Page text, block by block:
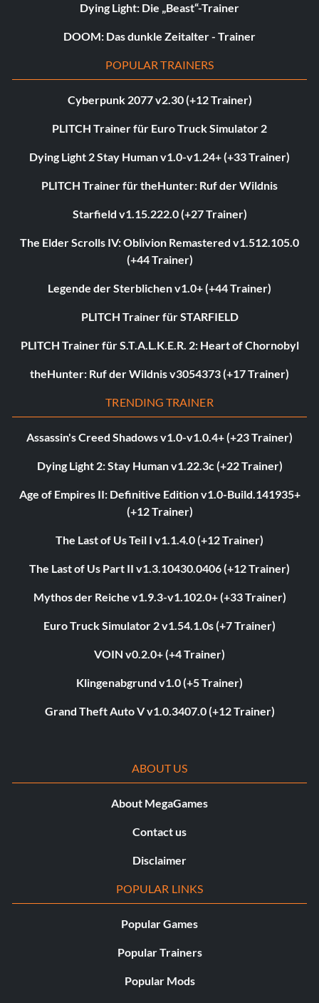
Dying Light: Die „Beast“-Trainer
DOOM: Das dunkle Zeitalter - Trainer
POPULAR TRAINERS
Cyberpunk 2077 v2.30 (+12 Trainer)
PLITCH Trainer für Euro Truck Simulator 2
Dying Light 2 Stay Human v1.0-v1.24+ (+33 Trainer)
PLITCH Trainer für theHunter: Ruf der Wildnis
Starfield v1.15.222.0 (+27 Trainer)
The Elder Scrolls IV: Oblivion Remastered v1.512.105.0
(+44 Trainer)
Legende der Sterblichen v1.0+ (+44 Trainer)
PLITCH Trainer für STARFIELD
PLITCH Trainer für S.T.A.L.K.E.R. 2: Heart of Chornobyl
theHunter: Ruf der Wildnis v3054373 (+17 Trainer)
TRENDING TRAINER
Assassin's Creed Shadows v1.0-v1.0.4+ (+23 Trainer)
Dying Light 2: Stay Human v1.22.3c (+22 Trainer)
Age of Empires II: Definitive Edition v1.0-Build.141935+
(+12 Trainer)
The Last of Us Teil I v1.1.4.0 (+12 Trainer)
The Last of Us Part II v1.3.10430.0406 (+12 Trainer)
Mythos der Reiche v1.9.3-v1.102.0+ (+33 Trainer)
Euro Truck Simulator 2 v1.54.1.0s (+7 Trainer)
VOIN v0.2.0+ (+4 Trainer)
Klingenabgrund v1.0 (+5 Trainer)
Grand Theft Auto V v1.0.3407.0 (+12 Trainer)
ABOUT US
About MegaGames
Contact us
Disclaimer
POPULAR LINKS
Popular Games
Popular Trainers
Popular Mods